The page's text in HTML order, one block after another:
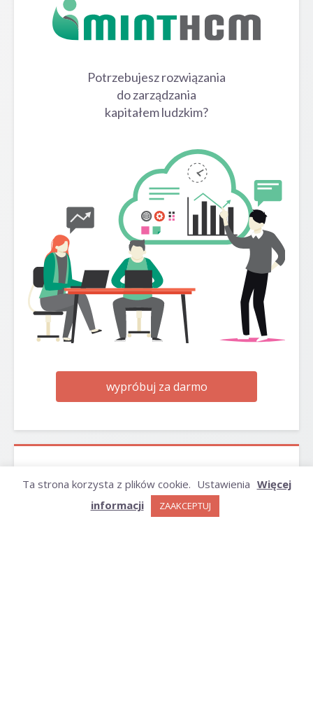
Potrzebujesz rozwiązania
do zarządzania
kapitałem ludzkim?
wypróbuj za darmo
Ta strona korzysta z plików cookie. Ustawienia Więcej
informacji
ZAAKCEPTUJ